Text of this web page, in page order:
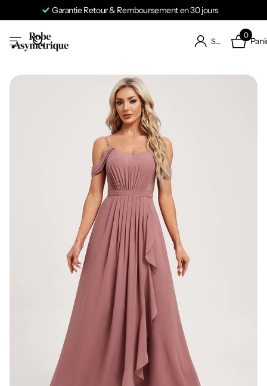
Garantie Retour & Remboursement en 30 jours
S'identifier
0